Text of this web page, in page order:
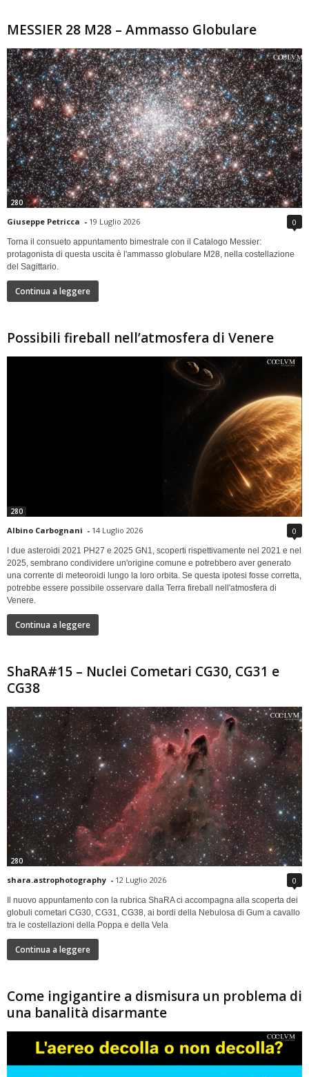
MESSIER 28 M28 – Ammasso Globulare
280
Giuseppe Petricca - 19 Luglio 2026 0
Torna il consueto appuntamento bimestrale con il Catalogo Messier:
protagonista di questa uscita è l'ammasso globulare M28, nella costellazione
del Sagittario.
Continua a leggere
Possibili fireball nell’atmosfera di Venere
280
Albino Carbognani - 14 Luglio 2026 0
I due asteroidi 2021 PH27 e 2025 GN1, scoperti rispettivamente nel 2021 e nel
2025, sembrano condividere un'origine comune e potrebbero aver generato
una corrente di meteoroidi lungo la loro orbita. Se questa ipotesi fosse corretta,
potrebbe essere possibile osservare dalla Terra fireball nell'atmosfera di
Venere.
Continua a leggere
ShaRA#15 – Nuclei Cometari CG30, CG31 e
CG38
280
shara.astrophotography - 12 Luglio 2026 0
Il nuovo appuntamento con la rubrica ShaRA ci accompagna alla scoperta dei
globuli cometari CG30, CG31, CG38, ai bordi della Nebulosa di Gum a cavallo
tra le costellazioni della Poppa e della Vela
Continua a leggere
Come ingigantire a dismisura un problema di
una banalità disarmante